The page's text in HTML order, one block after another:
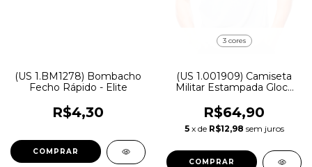
(US 1.BM1278) Bombacho
Fecho Rápido - Elite
R$4,30
3 cores
(US 1.001909) Camiseta
Militar Estampada Glock
R$64,90
5 x de R$12,98 sem juros
COMPRAR